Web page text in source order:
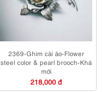
2369-Ghim cài áo-Flower
steel color & pearl brooch-Khá
mới
218,000 đ